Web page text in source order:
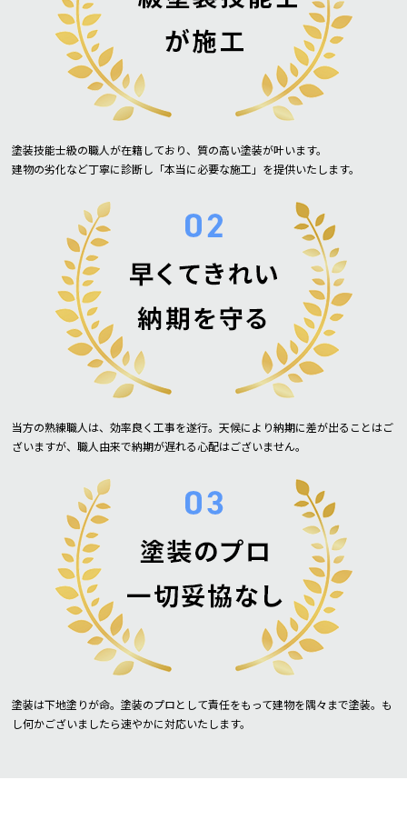
塗装技能士級の職人が在籍しており、質の高い塗装が叶います。
建物の劣化など丁寧に診断し「本当に必要な施工」を提供いたします。
当方の熟練職人は、効率良く工事を遂行。天候により納期に差が出ることはご
ざいますが、職人由来で納期が遅れる心配はございません。
塗装は下地塗りが命。塗装のプロとして責任をもって建物を隅々まで塗装。も
し何かございましたら速やかに対応いたします。